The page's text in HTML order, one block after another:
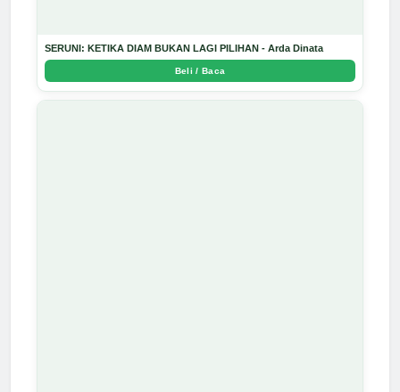
SERUNI: KETIKA DIAM BUKAN LAGI PILIHAN - Arda Dinata
Beli / Baca